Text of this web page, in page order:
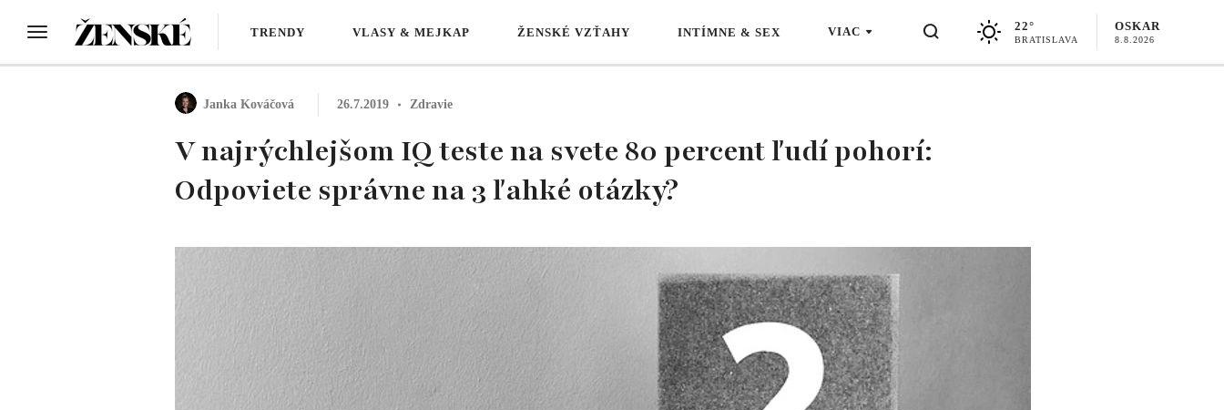
TRENDY VLASY & MEJKAP ŽENSKÉ VZŤAHY INTÍMNE & SEX VIAC 22°
BRATISLAVA
OSKAR
8.8.2026
Janka Kováčová 26.7.2019 Zdravie
V najrýchlejšom IQ teste na svete 80 percent ľudí pohorí:
Odpoviete správne na 3 ľahké otázky?